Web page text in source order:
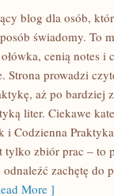
blog dla osób,
świadomy. To
cenią notes i
Strona prowadzi
aż po bardziej
liter. Ciekawe
i Codzienna
tylko zbiór prac – to
zachętę do
More ]